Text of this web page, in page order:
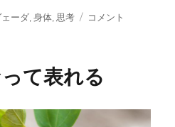
ーダ ,身体 思考
サ
ァ
コメント
て表れる